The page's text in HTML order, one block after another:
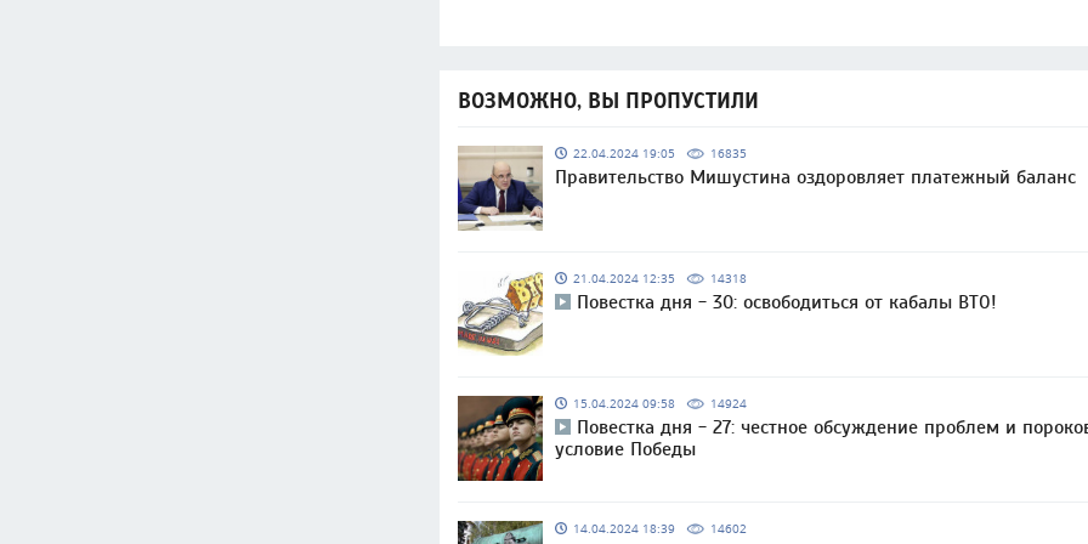
ВОЗМОЖНО, ВЫ ПРОПУСТИЛИ
22.04.2024 19:05 16835
Правительство Мишустина оздоровляет платежный баланс
21.04.2024 12:35 14318
Повестка дня - 30: освободиться от кабалы ВТО!
15.04.2024 09:58 14924
Повестка дня - 27: честное обсуждение проблем и
условие Победы
14.04.2024 18:39 14602